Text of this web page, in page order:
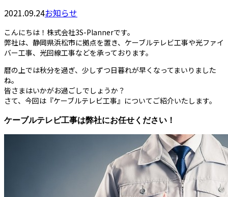
2021.09.24お知らせ
こんにちは！株式会社3S-Plannerです。
弊社は、静岡県浜松市に拠点を置き、ケーブルテレビ工事や光ファイ
バー工事、光回線工事などを承っております。
暦の上では秋分を過ぎ、少しずつ日暮れが早くなってまいりました
ね。
皆さまはいかがお過ごしでしょうか？
さて、今回は『ケーブルテレビ工事』についてご紹介いたします。
ケーブルテレビ工事は弊社にお任せください！